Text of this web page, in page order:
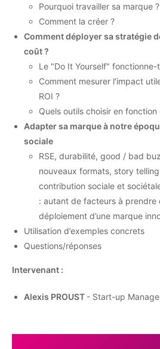
Pourquoi travailler sa marque ?
Comment la créer ?
Comment déployer sa stratégie
coût ?
Le "Do It Yourself" fonctionne-
Comment mesurer l'impact
ROI ?
Quels outils choisir en
Adapter sa marque à notre
sociale
RSE, durabilité, good / bad
nouveaux formats, story
contribution sociale et
: autant de facteurs à prendre
déploiement d’une marque
Utilisation d’exemples concrets
Questions/réponses
Intervenant :
Alexis PROUST - Start-up